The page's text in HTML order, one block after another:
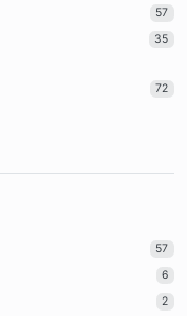
57
35
72
57
6
2